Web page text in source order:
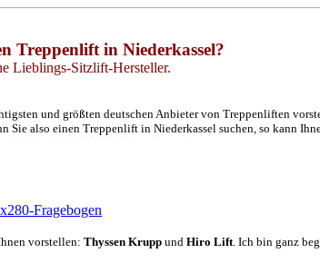
Treppenlift in Niederkassel?
Lieblings-Sitzlift-Hersteller.
und größten deutschen Anbieter von Treppenliften
Sie also einen Treppenlift in Niederkassel suchen, so kann
vorstellen: Thyssen Krupp und Hiro Lift. Ich bin ganz